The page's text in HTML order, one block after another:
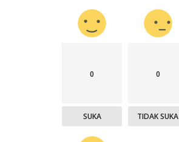
0
SUKA
0
TIDAK SUKA